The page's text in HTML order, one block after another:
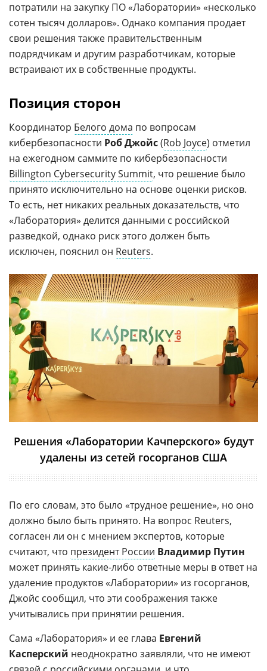
потратили на закупку ПО «Лаборатории» «несколько
сотен тысяч долларов». Однако компания продает
свои решения также правительственным
подрядчикам и другим разработчикам, которые
встраивают их в собственные продукты.
Позиция сторон
Координатор Белого дома по вопросам
кибербезопасности Роб Джойс(Rob Joyce) отметил
на ежегодном саммите по кибербезопасности
Billington Cybersecurity Summit, что решение было
принято исключительно на основе оценки рисков.
То есть, нет никаких реальных доказательств, что
«Лаборатория» делится данными с российской
разведкой, однако риск этого должен быть
исключен, пояснил он Reuters.
Решения «Лаборатории Качперского» будут
удалены из сетей госорганов США
По его словам, это было «трудное решение», но оно
должно было быть принято. На вопрос Reuters,
согласен ли он с мнением экспертов, которые
считают, что президент России Владимир Путин
может принять какие-либо ответные меры в ответ на
удаление продуктов «Лаборатории» из госорганов,
Джойс сообщил, что эти соображения также
учитывались при принятии решения.
Сама «Лаборатория» и ее глава Евгений
Касперский неоднократно заявляли, что не имеют